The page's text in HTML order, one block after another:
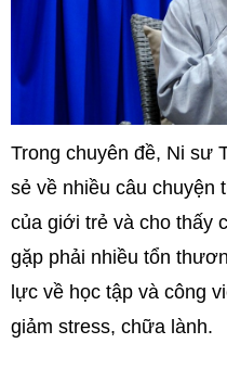
Trong chuyên đề, Ni sư
sẻ về nhiều câu chuyện
của giới trẻ và cho thấy
gặp phải nhiều tổn
lực về học tập và công
giảm stress, chữa lành.